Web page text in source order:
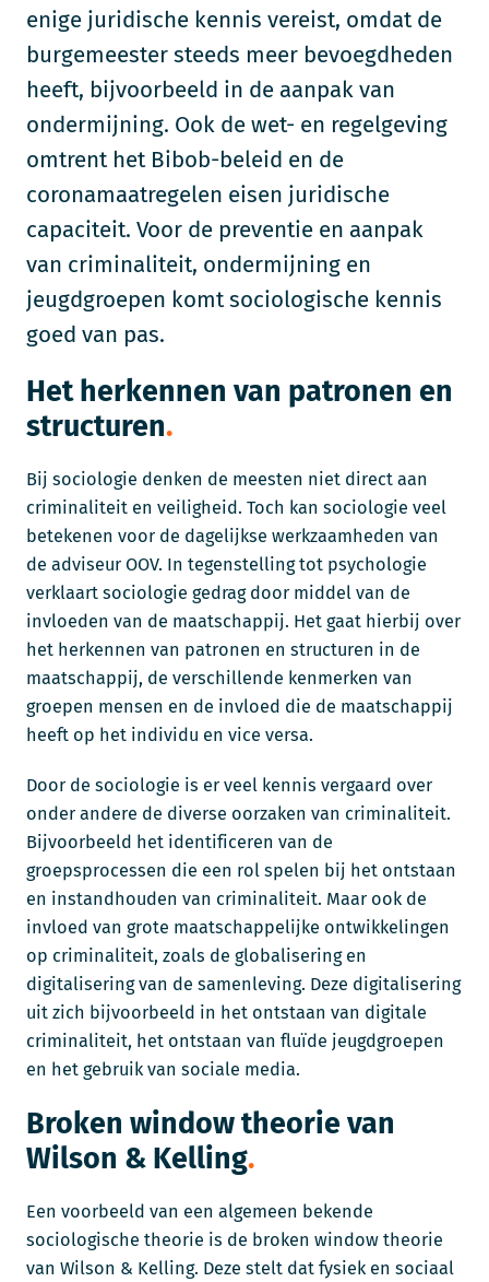
enige juridische kennis vereist, omdat de
burgemeester steeds meer bevoegdheden
heeft, bijvoorbeeld in de aanpak van
ondermijning. Ook de wet- en regelgeving
omtrent het Bibob-beleid en de
coronamaatregelen eisen juridische
capaciteit. Voor de preventie en aanpak
van criminaliteit, ondermijning en
jeugdgroepen komt sociologische kennis
goed van pas.
Het herkennen van patronen en
structuren
Bij sociologie denken de meesten niet direct aan
criminaliteit en veiligheid. Toch kan sociologie veel
betekenen voor de dagelijkse werkzaamheden van
de adviseur OOV. In tegenstelling tot psychologie
verklaart sociologie gedrag door middel van de
invloeden van de maatschappij. Het gaat hierbij over
het herkennen van patronen en structuren in de
maatschappij, de verschillende kenmerken van
groepen mensen en de invloed die de maatschappij
heeft op het individu en vice versa.
Door de sociologie is er veel kennis vergaard over
onder andere de diverse oorzaken van criminaliteit.
Bijvoorbeeld het identificeren van de
groepsprocessen die een rol spelen bij het ontstaan
en instandhouden van criminaliteit. Maar ook de
invloed van grote maatschappelijke ontwikkelingen
op criminaliteit, zoals de globalisering en
digitalisering van de samenleving. Deze digitalisering
uit zich bijvoorbeeld in het ontstaan van digitale
criminaliteit, het ontstaan van fluïde jeugdgroepen
en het gebruik van sociale media.
Broken window theorie van
Wilson & Kelling
Een voorbeeld van een algemeen bekende
sociologische theorie is de broken window theorie
van Wilson & Kelling. Deze stelt dat fysiek en sociaal